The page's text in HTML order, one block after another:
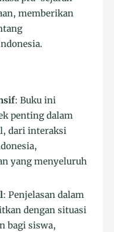
memberikan
: Buku ini
penting dalam
dari interaksi
yang menyeluruh
: Penjelasan dalam
dengan situasi
bagi siswa,